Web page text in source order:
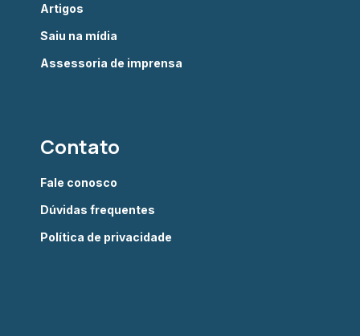
Artigos
Saiu na mídia
Assessoria de imprensa
Contato
Fale conosco
Dúvidas frequentes
Política de privacidade